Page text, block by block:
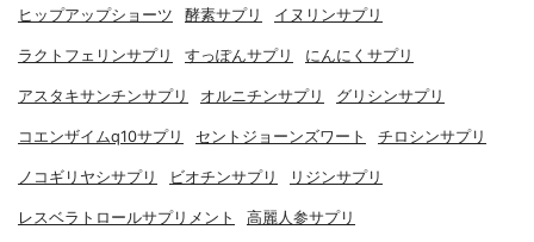
ヒップアップショーツ 酵素サプリ イヌリンサプリ
ラクトフェリンサプリ すっぽんサプリ にんにくサプリ
アスタキサンチンサプリ オルニチンサプリ グリシンサプリ
コエンザイムq10サプリ セントジョーンズワート チロシンサプリ
ノコギリヤシサプリ ビオチンサプリ リジンサプリ
レスベラトロールサプリメント 高麗人参サプリ